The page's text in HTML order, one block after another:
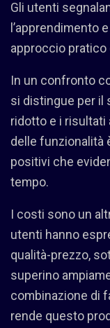
Gli utenti
l’apprendimento
approccio pratico
In un confronto
si distingue per il
ridotto e i risultati
delle funzionalità
positivi che
tempo.
I costi sono un
utenti hanno
qualità-prezzo,
superino
combinazione di
rende questo